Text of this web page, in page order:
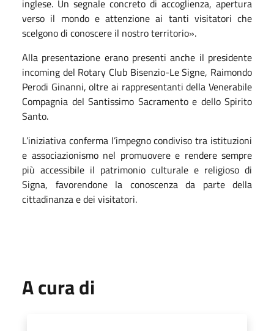
inglese. Un segnale concreto di accoglienza, apertura
verso il mondo e attenzione ai tanti visitatori che
scelgono di conoscere il nostro territorio».
Alla presentazione erano presenti anche il presidente
incoming del Rotary Club Bisenzio-Le Signe, Raimondo
Perodi Ginanni, oltre ai rappresentanti della Venerabile
Compagnia del Santissimo Sacramento e dello Spirito
Santo.
L’iniziativa conferma l’impegno condiviso tra istituzioni
e associazionismo nel promuovere e rendere sempre
più accessibile il patrimonio culturale e religioso di
Signa, favorendone la conoscenza da parte della
cittadinanza e dei visitatori.
A cura di